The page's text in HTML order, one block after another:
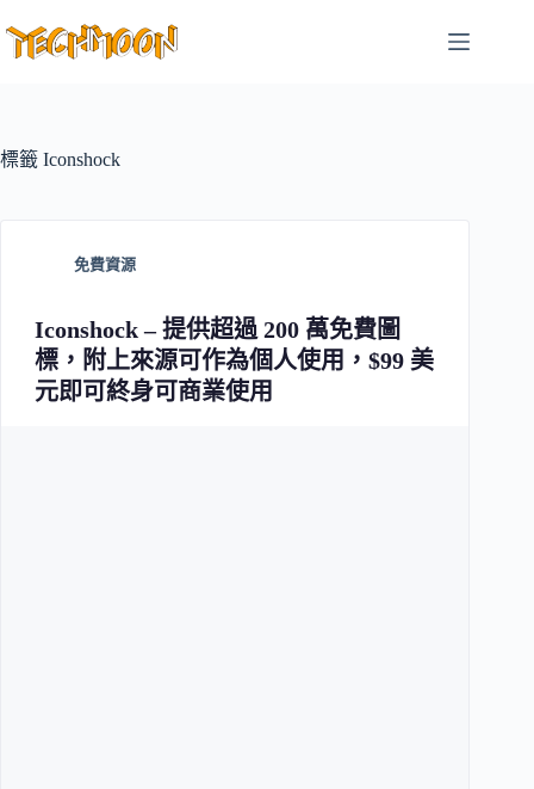
至
容
標籤 Iconshock
免費資源
Iconshock – 提供超過 200 萬免費圖
標，附上來源可作為個人使用，$99 美
元即可終身可商業使用